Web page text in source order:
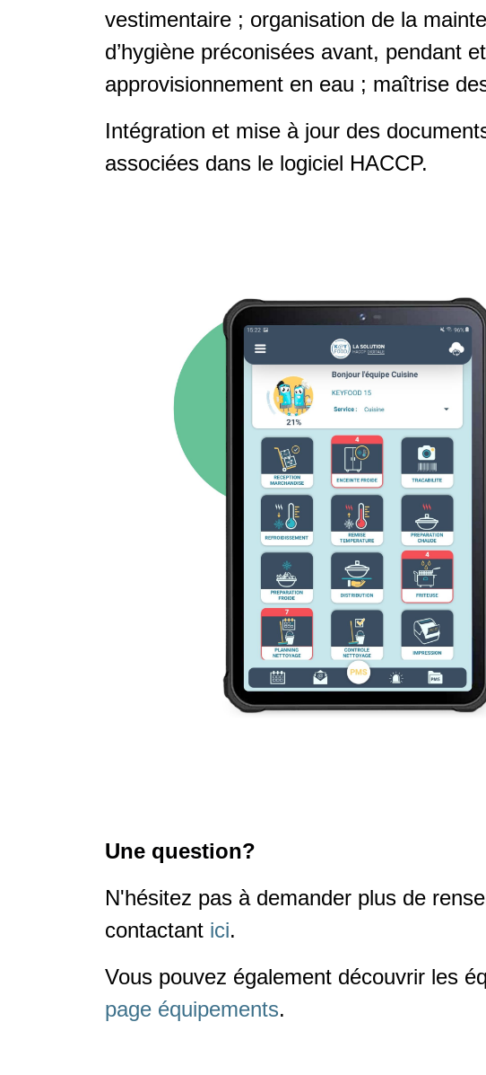
vestimentaire ; organisation de la
d’hygiène préconisées avant, pendant
approvisionnement en eau ; maîtrise
Intégration et mise à jour des
associées dans le logiciel HACCP.
Une question?
N'hésitez pas à demander plus de
contactant ici.
Vous pouvez également découvrir les
page équipements.